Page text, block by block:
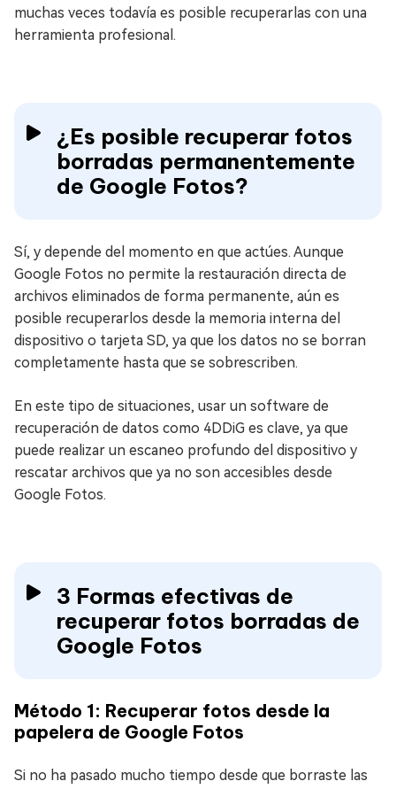
muchas veces todavía es posible recuperarlas con una
herramienta profesional.
¿Es posible recuperar fotos
borradas permanentemente
de Google Fotos?
Sí, y depende del momento en que actúes. Aunque
Google Fotos no permite la restauración directa de
archivos eliminados de forma permanente, aún es
posible recuperarlos desde la memoria interna del
dispositivo o tarjeta SD, ya que los datos no se borran
completamente hasta que se sobrescriben.
En este tipo de situaciones, usar un software de
recuperación de datos como 4DDiG es clave, ya que
puede realizar un escaneo profundo del dispositivo y
rescatar archivos que ya no son accesibles desde
Google Fotos.
3 Formas efectivas de
recuperar fotos borradas de
Google Fotos
Método 1: Recuperar fotos desde la
papelera de Google Fotos
Si no ha pasado mucho tiempo desde que borraste las